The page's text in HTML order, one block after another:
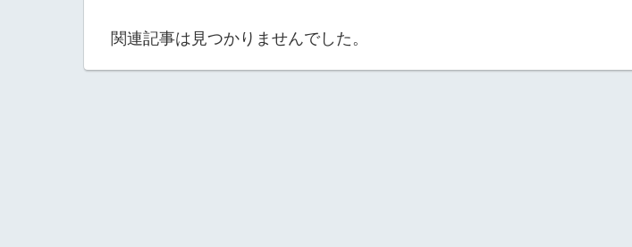
関連記事は見つかりませんでした。